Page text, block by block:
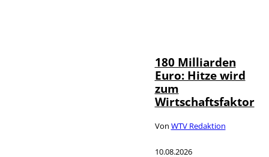
180 Milliarden
Euro: Hitze wird
zum
Wirtschaftsfaktor
Von WTV Redaktion
10.08.2026